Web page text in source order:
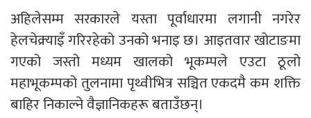
अहिलेसम्म सरकारले यस्ता पूर्वाधारमा लगानी नगरेर
हेलचेक्र्याइँ गरिरहेको उनको भनाइ छ। आइतवार खोटाङमा
गएको जस्तो मध्यम खालको भूकम्पले एउटा ठूलो
महाभूकम्पको तुलनामा पृथ्वीभित्र सञ्चित एकदमै कम शक्ति
बाहिर निकाल्ने वैज्ञानिकहरू बताउँछन्।